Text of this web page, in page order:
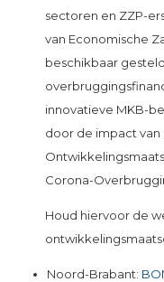
sectoren en ZZP-
van Economische
beschikbaar
innovatieve MKB-
door de impact van
Corona-
Houd hiervoor de
Noord-Brabant: